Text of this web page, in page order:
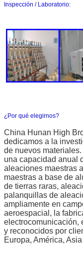
Inspección / Laboratorio:
¿Por qué elegirnos?
China Hunan High
dedicamos a la
de nuevos
una capacidad anual
aleaciones maestras
maestras a base de
de tierras raras,
palanquillas de
ampliamente en
aeroespacial, la
electrocomunicación,
y reconocidos por
Europa, América,